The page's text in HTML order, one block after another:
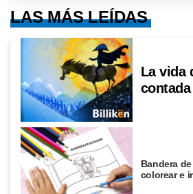
LAS MÁS LEÍDAS
La vida
Bandera
colorear e